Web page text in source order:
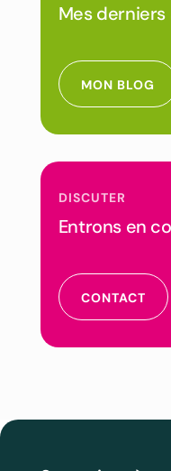
Mes
MON BLOG
DISCUTER
Entrons en
CONTACT